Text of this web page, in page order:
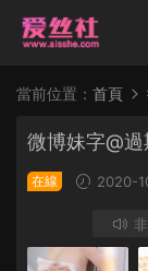
當前位置： 首頁
微博妹字@
在線 2020-